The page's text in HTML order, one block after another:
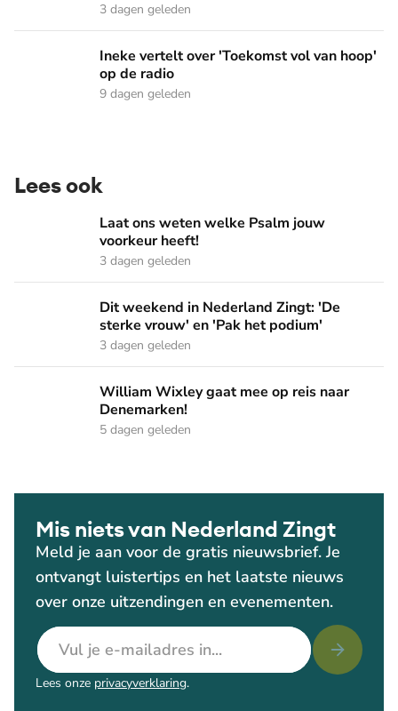
3 dagen geleden
Ineke vertelt over 'Toekomst vol van hoop' op de radio
Ineke vertelt over 'Toekomst vol van hoop'
op de radio
9 dagen geleden
Lees ook
Laat ons weten welke Psalm jouw voorkeur heeft!
Laat ons weten welke Psalm jouw
voorkeur heeft!
3 dagen geleden
Dit weekend in Nederland Zingt: 'De sterke vrouw' en 'Pak
Dit weekend in Nederland Zingt: 'De
sterke vrouw' en 'Pak het podium'
3 dagen geleden
William Wixley gaat mee op reis naar Denemarken!
William Wixley gaat mee op reis naar
Denemarken!
5 dagen geleden
Mis niets van Nederland Zingt
Meld je aan voor de gratis nieuwsbrief. Je
ontvangt luistertips en het laatste nieuws
over onze uitzendingen en evenementen.
E-mailadres
Lees onze privacyverklaring.